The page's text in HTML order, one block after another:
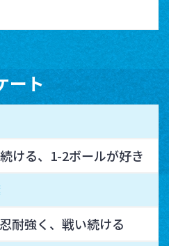
ート
ける、1-2ボールが好き
耐強く、戦い続ける